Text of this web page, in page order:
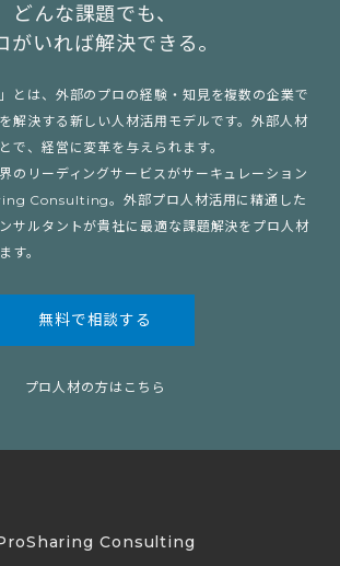
どんな課題でも、
がいれば解決できる。
とは、外部のプロの経験・知見を複数の企業で
解決する新しい人材活用モデルです。外部人材
で、経営に変革を与えられます。
のリーディングサービスがサーキュレーション
Consulting。外部プロ人材活用に精通した
サルタントが貴社に最適な課題解決をプロ人材
す。
無料で相談する
プロ人材の方はこちら
Consulting